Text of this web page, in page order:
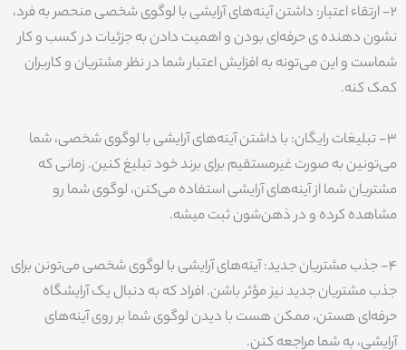
2- ارتقاء اعتبار: داشتن آینه‌های آرایشی با لوگوی شخصی منحصر به فرد،
نشون دهنده ‌ی حرفه‌ای بودن و اهمیت دادن به جزئیات در کسب و کار
شماست و این می‌تونه به افزایش اعتبار شما در نظر مشتریان و کاربران
کمک کنه.
3- تبلیغات رایگان: با داشتن آینه‌های آرایشی با لوگوی شخصی، شما
می‌تونین به صورت غیرمستقیم برای برند خود تبلیغ کنین. زمانی که
مشتریان شما از آینه‌های آرایشی استفاده می‌کنن، لوگوی شما رو
مشاهده کرده و در ذهن‌شون ثبت میشه.
4- جذب مشتریان جدید: آینه‌های آرایشی با لوگوی شخصی می‌تونن برای
جذب مشتریان جدید نیز مؤثر باشن. افراد که به دنبال یک آرایشگاه
حرفه‌ای هستن، ممکن هست با دیدن لوگوی شما بر روی آینه‌های
آرایشی، به شما مراجعه کنن.